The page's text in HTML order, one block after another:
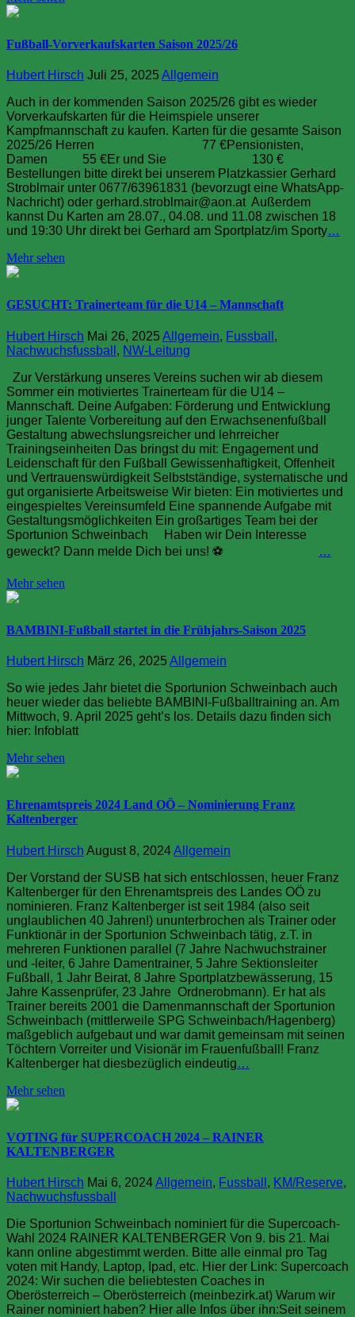
Fußball-Vorverkaufskarten Saison 2025/26
Hubert Hirsch Juli 25, 2025Allgemein
Auch in der kommenden Saison 2025/26 gibt es wieder
Vorverkaufskarten für die Heimspiele unserer
Kampfmannschaft zu kaufen. Karten für die gesamte Saison
2025/26 Herren 77 €Pensionisten,
Damen 55 €Er und Sie 130 €
Bestellungen bitte direkt bei unserem Platzkassier Gerhard
Stroblmair unter 0677/63961831 (bevorzugt eine WhatsApp-
Nachricht) oder gerhard.stroblmair@aon.at Außerdem
kannst Du Karten am 28.07., 04.08. und 11.08 zwischen 18
und 19:30 Uhr direkt bei Gerhard am Sportplatz/im Sporty…
Mehr sehen
GESUCHT: Trainerteam für die U14 – Mannschaft
Hubert Hirsch Mai 26, 2025Allgemein, Fussball ,
Nachwuchsfussball , NW-Leitung
Zur Verstärkung unseres Vereins suchen wir ab diesem
Sommer ein motiviertes Trainerteam für die U14 –
Mannschaft. Deine Aufgaben: Förderung und Entwicklung
junger Talente Vorbereitung auf den Erwachsenenfußball
Gestaltung abwechslungsreicher und lehrreicher
Trainingseinheiten Das bringst du mit: Engagement und
Leidenschaft für den Fußball Gewissenhaftigkeit, Offenheit
und Vertrauenswürdigkeit Selbstständige, systematische und
gut organisierte Arbeitsweise Wir bieten: Ein motiviertes und
eingespieltes Vereinsumfeld Eine spannende Aufgabe mit
Gestaltungsmöglichkeiten Ein großartiges Team bei der
Sportunion Schweinbach Haben wir Dein Interesse
geweckt? Dann melde Dich bei uns! ⚽
…
Mehr sehen
BAMBINI-Fußball startet in die Frühjahrs-Saison 2025
Hubert Hirsch März 26, 2025Allgemein
So wie jedes Jahr bietet die Sportunion Schweinbach auch
heuer wieder das beliebte BAMBINI-Fußballtraining an. Am
Mittwoch, 9. April 2025 geht’s los. Details dazu finden sich
hier: Infoblatt
Mehr sehen
Ehrenamtspreis 2024 Land OÖ – Nominierung Franz
Kaltenberger
Hubert Hirsch August 8, 2024Allgemein
Der Vorstand der SUSB hat sich entschlossen, heuer Franz
Kaltenberger für den Ehrenamtspreis des Landes OÖ zu
nominieren. Franz Kaltenberger ist seit 1984 (also seit
unglaublichen 40 Jahren!) ununterbrochen als Trainer oder
Funktionär in der Sportunion Schweinbach tätig, z.T. in
mehreren Funktionen parallel (7 Jahre Nachwuchstrainer
und -leiter, 6 Jahre Damentrainer, 5 Jahre Sektionsleiter
Fußball, 1 Jahr Beirat, 8 Jahre Sportplatzbewässerung, 15
Jahre Kassenprüfer, 23 Jahre Ordnerobmann). Er hat als
Trainer bereits 2001 die Damenmannschaft der Sportunion
Schweinbach (mittlerweile SPG Schweinbach/Hagenberg)
maßgeblich aufgebaut und war damit gemeinsam mit seinen
Töchtern Vorreiter und Visionär im Frauenfußball! Franz
Kaltenberger hat diesbezüglich eindeutig…
Mehr sehen
VOTING für SUPERCOACH 2024 – RAINER
KALTENBERGER
Hubert Hirsch Mai 6, 2024Allgemein, Fussball , KM/Reserve,
Nachwuchsfussball
Die Sportunion Schweinbach nominiert für die Supercoach-
Wahl 2024 RAINER KALTENBERGER Von 9. bis 21. Mai
kann online abgestimmt werden. Bitte alle einmal pro Tag
voten mit Handy, Laptop, Ipad, etc. Hier der Link: Supercoach
2024: Wir suchen die beliebtesten Coaches in
Oberösterreich – Oberösterreich (meinbezirk.at) Warum wir
Rainer nominiert haben? Hier alle Infos über ihn:Seit seinem